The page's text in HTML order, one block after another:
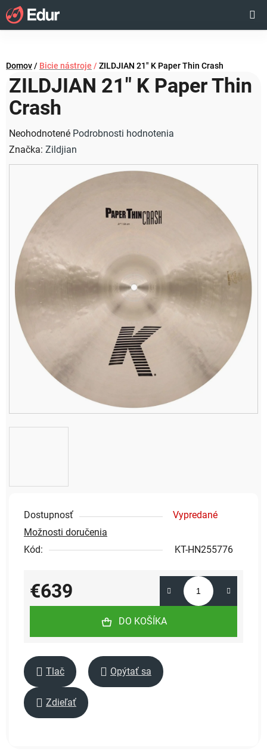
Prejsť
na
obsah
KOŠÍK
Domov/ Bicie nástroje / ZILDJIAN 21" K Paper Thin Crash
Dostupnosť
Vypredané
Možnosti doručenia
Kód:
KT-HN255776
€639
Jednotková cena:
DO KOŠÍKA
Tlač Opýtať sa
Zdieľať
ZILDJIAN 21" K Paper Thin
Crash
Priemerné
hodnotenie
produktu
hviezdičiek.
Neohodnotené Podrobnosti hodnotenia
Značka: Zildjian